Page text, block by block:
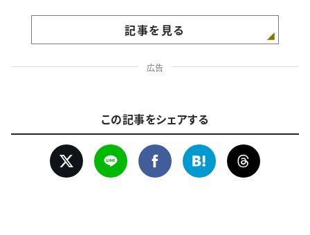
記事を見る
広告
この記事をシェアする